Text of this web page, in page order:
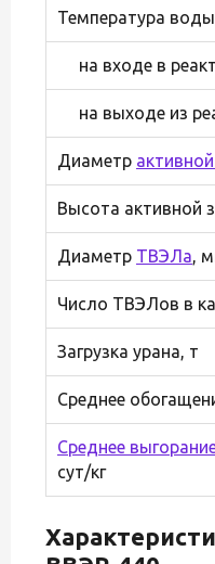
Температура
на входе в
на выходе из
Диаметр
Высота активной
Диаметр ТВЭЛа,
Число ТВЭЛов в
Загрузка урана, т
Среднее
Среднее
сут/кг